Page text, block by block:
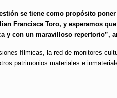
se tiene como propósito poner
Francisca Toro, y esperamos
y con un maravilloso repertorio”,
fílmicas, la red de monitores
patrimonios materiales e